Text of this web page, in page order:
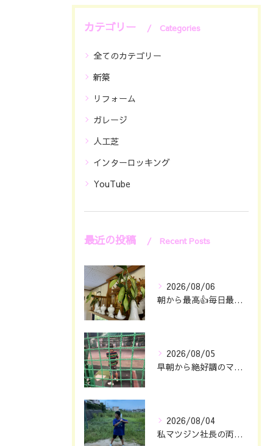
カテゴリー Categories
全てのカテゴリー
新築
リフォーム
ガレージ
人工芝
インターロッキング
YouTube
最近の投稿 Recent Posts
2026/08/06
朝から最高👍毎日最幸の😁マツジン社長でございます🤗
2026/08/05
早朝から絶好調のマツジン社長でございます✌️😁
2026/08/04
私マツジン社長の両親が色々あって🖐️息子仁は自主練していたと...